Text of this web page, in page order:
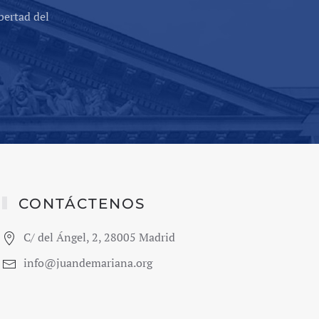
del
CONTÁCTENOS
C/ del Ángel, 2, 28005 Madrid
info@juandemariana.org